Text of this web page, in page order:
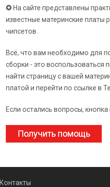
✪ На сайте представлены
известные материнские платы
чипсетов.
Всё, что вам необходимо для
сборки - это воспользоваться
найти страницу с вашей
платой и перейти по ссылке в
Если остались вопросы, кнопка
Получить помощь
Контакты